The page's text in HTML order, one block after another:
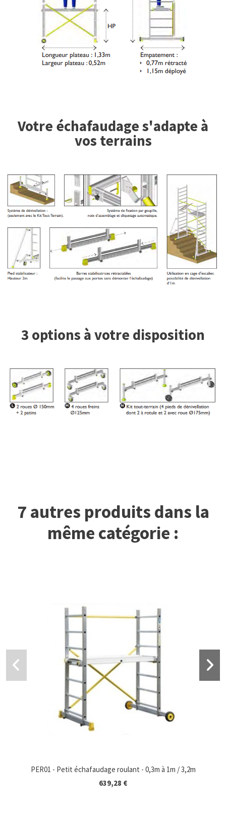
Votre échafaudage s'adapte à
vos terrains
3 options à votre disposition
7 autres produits dans la
même catégorie :
PER01 - Petit échafaudage roulant - 0,3m à 1m / 3,2m
639,28 €